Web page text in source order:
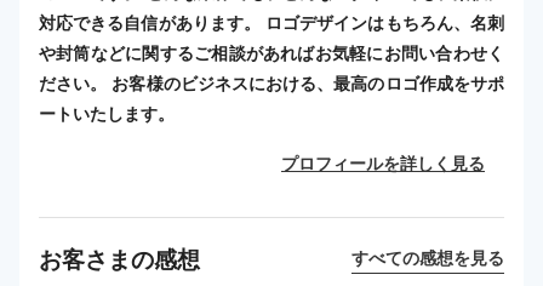
対応できる自信があります。 ロゴデザインはもちろん、名刺
や封筒などに関するご相談があればお気軽にお問い合わせく
ださい。 お客様のビジネスにおける、最高のロゴ作成をサポ
ートいたします。
プロフィールを詳しく見る
お客さまの感想 すべての感想を見る